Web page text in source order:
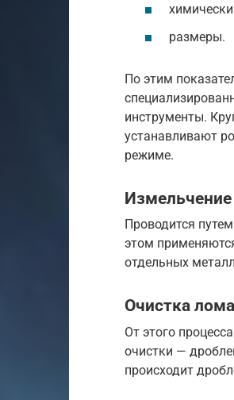
размеры.
По этим
инструменты.
устанавливают
режиме.
Измельчение
Проводится
этом
отдельных
Очистка лома
От этого
очистки —
происходит